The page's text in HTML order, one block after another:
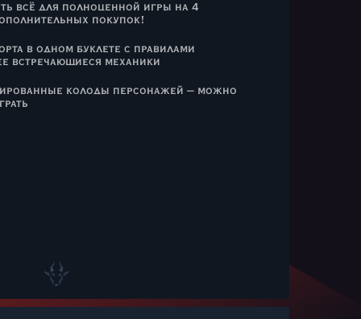
всё для полноценной игры на 4
покупок!
в одном буклете с правилами
встречающиеся механики
колоды персонажей – можно